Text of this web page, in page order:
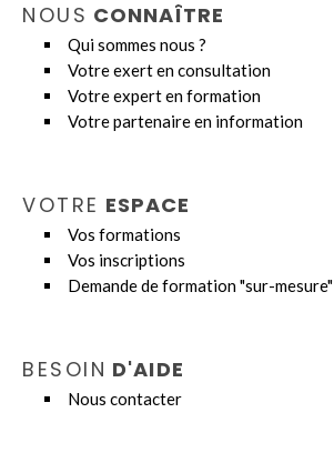
NOUS CONNAÎTRE
Qui sommes nous ?
Votre exert en consultation
Votre expert en formation
Votre partenaire en information
VOTRE ESPACE
Vos formations
Vos inscriptions
Demande de formation "sur-mesure"
BESOIN D'AIDE
Nous contacter